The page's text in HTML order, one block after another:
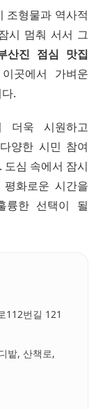
조형물과 역사적
시 멈춰 서서 그
산진 점심 맛집
곳에서 가벼운
.
더욱 시원하고
양한 시민 참여
심 속에서 잠시
화로운 시간을
륭한 선택이 될
112번길 121
밭, 산책로,